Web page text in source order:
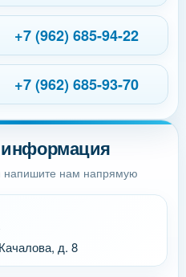
информация
напишите нам напрямую
д. 8
+7 (962) 685-94-22
+7 (962) 685-93-70